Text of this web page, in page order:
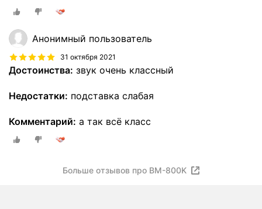
Анонимный пользователь
31 октября 2021
Достоинства: звук очень классный
Недостатки: подставка слабая
Комментарий: а так всё класс
Больше отзывов про BM-800K